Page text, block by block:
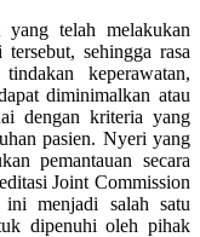
telah melakukan
sehingga rasa
keperawatan,
diminimalkan atau
dengan kriteria yang
pasien. Nyeri yang
pemantauan secara
Joint Commission
menjadi salah satu
dipenuhi oleh pihak